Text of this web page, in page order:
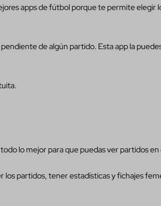
apps de fútbol porque te permite elegir
de algún partido. Esta app la
lo mejor para que puedas ver partidos en
partidos, tener estadísticas y fichajes